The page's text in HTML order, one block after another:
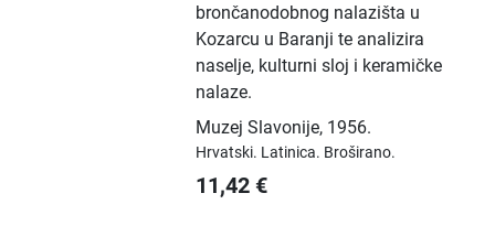
brončanodobnog nalazišta u
Kozarcu u Baranji te analizira
naselje, kulturni sloj i keramičke
nalaze.
Muzej Slavonije, 1956.
Hrvatski. Latinica. Broširano.
11,42 €